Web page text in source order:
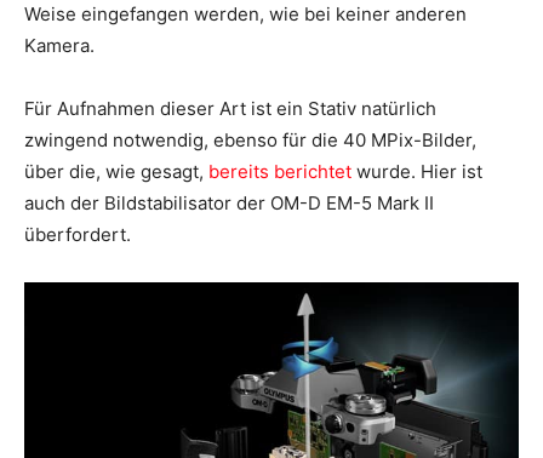
Weise eingefangen werden, wie bei keiner anderen
Kamera.
Für Aufnahmen dieser Art ist ein Stativ natürlich
zwingend notwendig, ebenso für die 40 MPix-Bilder,
über die, wie gesagt, bereits berichtet wurde. Hier ist
auch der Bildstabilisator der OM-D EM-5 Mark II
überfordert.